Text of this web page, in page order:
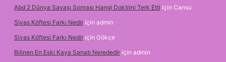
Abd 2 Dünya Savaşı Sonrası Hangi Doktrini Terk Etti için Cansu
Sivas Köftesi Farkı Nedir için admin
Sivas Köftesi Farkı Nedir için Gökçe
Bilinen En Eski Kaya Sanatı Nerededir için admin